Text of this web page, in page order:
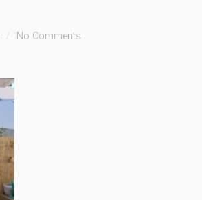
No Comments